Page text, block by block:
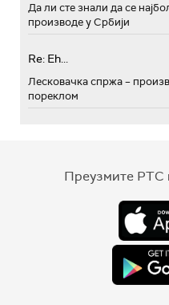
Да ли сте знали да се
производе у Србији
Re: Eh...
Лесковачка спржа –
пореклом
Преузмите РТС